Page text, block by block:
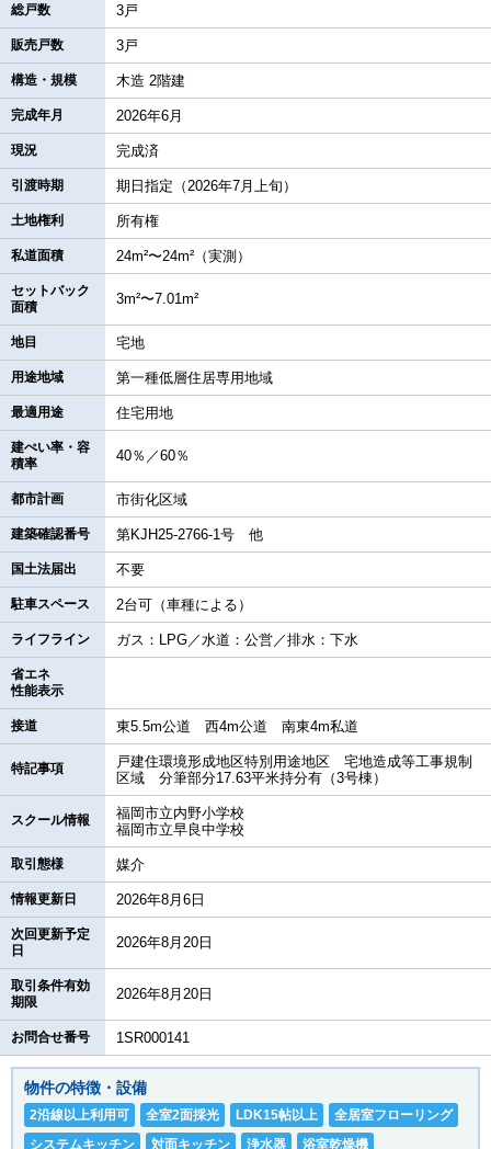
総戸数 3戸
販売戸数 3戸
構造・規模 木造 2階建
完成年月 2026年6月
現況 完成済
引渡時期 期日指定（2026年7月上旬）
土地権利 所有権
私道面積 24m²〜24m²（実測）
セットバック
面積
3m²〜7.01m²
地目 宅地
用途地域 第一種低層住居専用地域
最適用途 住宅用地
建ぺい率・容
積率
40％／60％
都市計画 市街化区域
建築確認番号 第KJH25‐2766‐1号 他
国土法届出 不要
駐車スペース 2台可（車種による）
ライフライン ガス：LPG／水道：公営／排水：下水
省エネ
性能表示
接道 東5.5m公道 西4m公道 南東4m私道
特記事項
戸建住環境形成地区特別用途地区 宅地造成等工事規制
区域 分筆部分17.63平米持分有（3号棟）
スクール情報
福岡市立内野小学校
福岡市立早良中学校
取引態様 媒介
情報更新日 2026年8月6日
次回更新予定
日
2026年8月20日
取引条件有効
期限
2026年8月20日
お問合せ番号 1SR000141
物件の特徴・設備
2沿線以上利用可 全室2面採光 LDK15帖以上
全居室フローリング
システムキッチン
対面キッチン 浄水器 浴室乾燥機